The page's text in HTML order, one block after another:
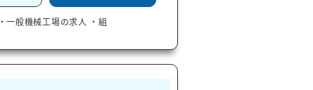
・一般機械工場の求人
・組